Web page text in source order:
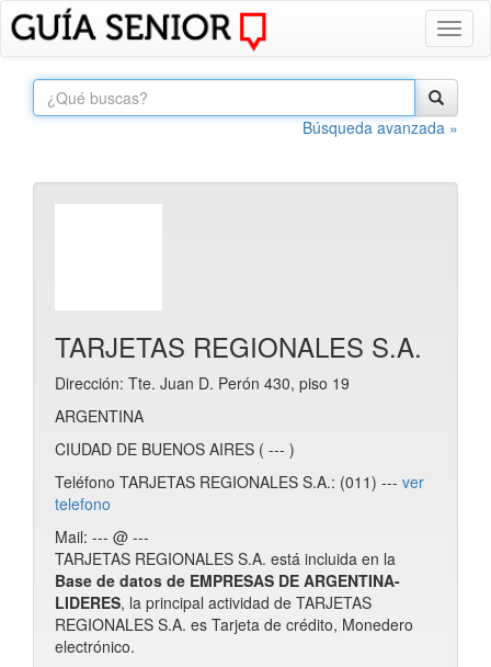
Búsqueda avanzada »
TARJETAS REGIONALES S.A.
Dirección: Tte. Juan D. Perón 430, piso 19
ARGENTINA
CIUDAD DE BUENOS AIRES ( --- )
Teléfono TARJETAS REGIONALES S.A.: (011) --- ver
telefono
Mail: --- @ ---
TARJETAS REGIONALES S.A. está incluida en la
Base de datos de EMPRESAS DE ARGENTINA-
LIDERES, la principal actividad de TARJETAS
REGIONALES S.A. es Tarjeta de crédito, Monedero
electrónico.